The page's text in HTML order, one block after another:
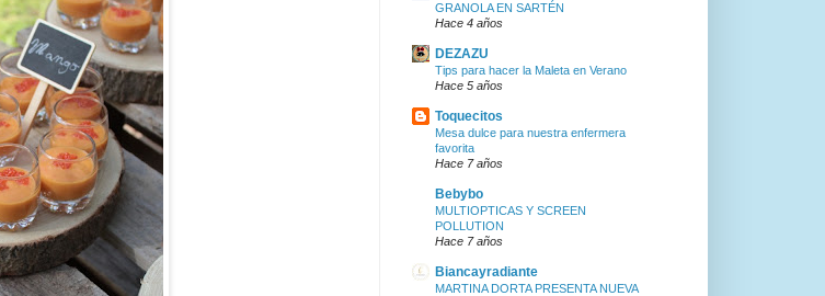
GRANOLA EN SARTÉN
Hace 4 años
DEZAZU
Tips para hacer la Maleta en Verano
Hace 5 años
Toquecitos
Mesa dulce para nuestra enfermera
favorita
Hace 7 años
Bebybo
MULTIOPTICAS Y SCREEN
POLLUTION
Hace 7 años
Biancayradiante
MARTINA DORTA PRESENTA NUEVA